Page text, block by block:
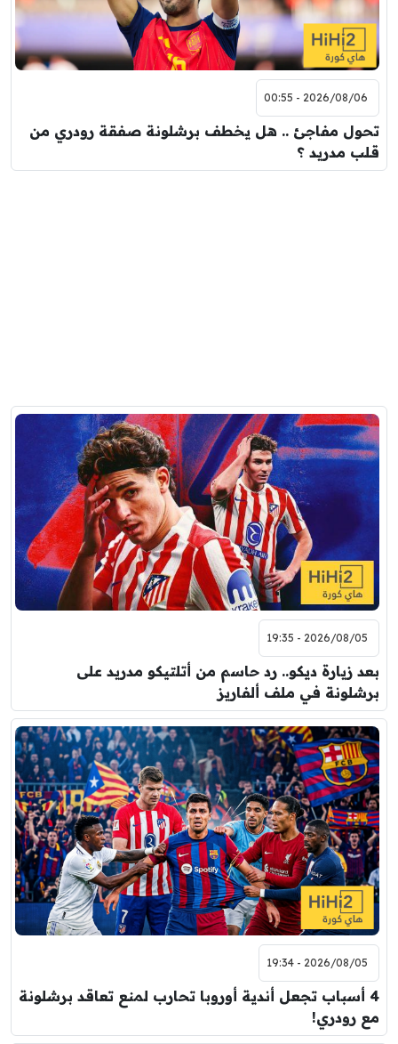
2026/08/06 - 00:55
تحول مفاجئ .. هل يخطف برشلونة صفقة رودري من
قلب مدريد ؟
2026/08/05 - 19:35
بعد زيارة ديكو.. رد حاسم من أتلتيكو مدريد على
برشلونة في ملف ألفاريز
2026/08/05 - 19:34
4 أسباب تجعل أندية أوروبا تحارب لمنع تعاقد برشلونة
مع رودري!